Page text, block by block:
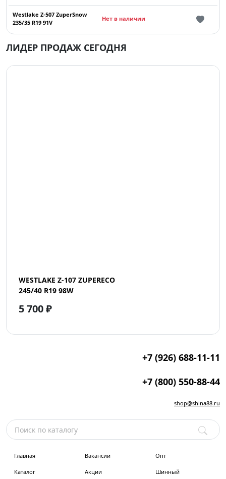
Westlake Z-507 ZuperSnow
235/35 R19 91V
Нет в наличии
ЛИДЕР ПРОДАЖ СЕГОДНЯ
WESTLAKE Z-107 ZUPERECO
245/40 R19 98W
5 700 ₽
+7 (926) 688-11-11
+7 (800) 550-88-44
shop@shina88.ru
Главная
Каталог
Вакансии
Акции
Опт
Шинный